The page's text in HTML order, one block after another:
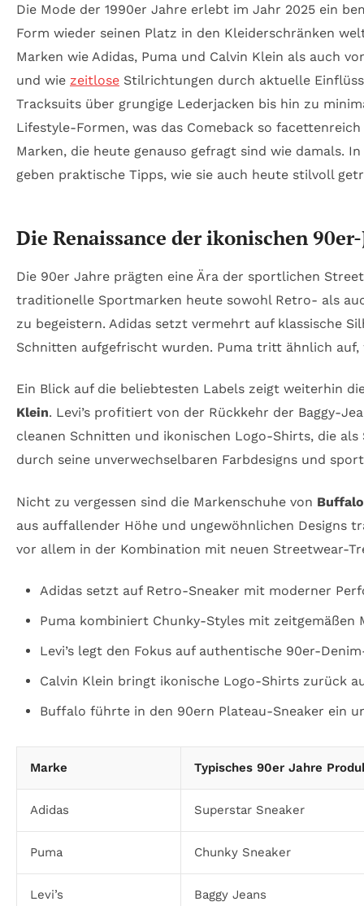
Die Mode der 1990er Jahre erlebt im Jahr 2025 ein
Form wieder seinen Platz in den Kleiderschränken
Marken wie Adidas, Puma und Calvin Klein als auch
und wie zeitlose Stilrichtungen durch aktuelle
Tracksuits über grungige Lederjacken bis hin zu
Lifestyle-Formen, was das Comeback so
Marken, die heute genauso gefragt sind wie damals.
geben praktische Tipps, wie sie auch heute stilvoll
Die Renaissance der ikonischen
Die 90er Jahre prägten eine Ära der sportlichen
traditionelle Sportmarken heute sowohl Retro- als
zu begeistern. Adidas setzt vermehrt auf klassische
Schnitten aufgefrischt wurden. Puma tritt ähnlich
Ein Blick auf die beliebtesten Labels zeigt weiterhin
Klein. Levi’s profitiert von der Rückkehr der Baggy-
cleanen Schnitten und ikonischen Logo-Shirts, die
durch seine unverwechselbaren Farbdesigns und
Nicht zu vergessen sind die Markenschuhe von Buffalo
aus auffallender Höhe und ungewöhnlichen Designs
vor allem in der Kombination mit neuen Streetwear-
Adidas setzt auf Retro-Sneaker mit moderner
Puma kombiniert Chunky-Styles mit zeitgemäßen
Levi’s legt den Fokus auf authentische 90er-
Calvin Klein bringt ikonische Logo-Shirts zurück
Buffalo führte in den 90ern Plateau-Sneaker ein
Marke Typisches 90er Jahre
Adidas Superstar Sneaker
Puma Chunky Sneaker
Levi’s Baggy Jeans